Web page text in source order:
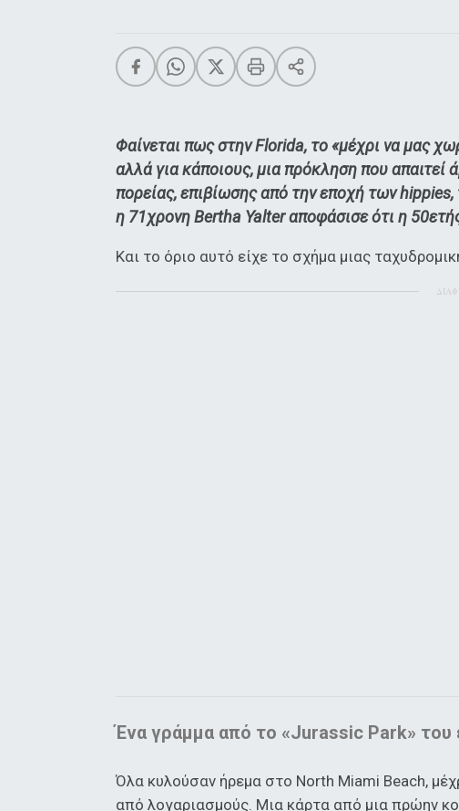
Φαίνεται πως στην Florida, το «μέχρι να μας
αλλά για κάποιους, μια πρόκληση που
πορείας, επιβίωσης από την εποχή των hippies,
η 71χρονη Bertha Yalter αποφάσισε ότι η
Και το όριο αυτό είχε το σχήμα μιας
Ένα γράμμα από το «Jurassic Park»
Όλα κυλούσαν ήρεμα στο North Miami Beach,
από λογαριασμούς. Μια κάρτα από μια πρώην